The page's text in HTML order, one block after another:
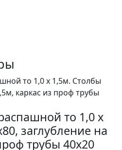
то 1,0 x
заглубление на
трубы 40х20